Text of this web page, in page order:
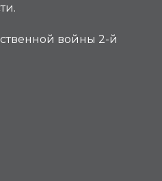
войны 2-й